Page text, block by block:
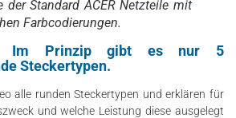
der Standard ACER Netzteile mit
Farbcodierungen.
Im Prinzip gibt es nur 5
Steckertypen.
alle runden Steckertypen und erklären für
und welche Leistung diese ausgelegt